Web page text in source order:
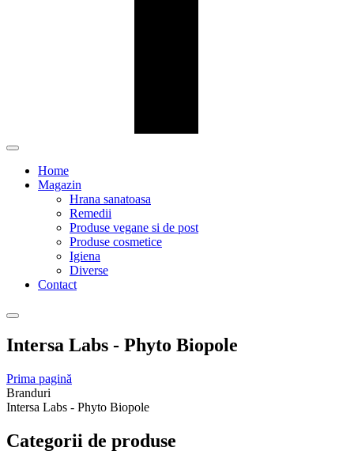
Home
Magazin
Hrana sanatoasa
Remedii
Produse vegane si de post
Produse cosmetice
Igiena
Diverse
Contact
Intersa Labs - Phyto Biopole
Prima pagină
Branduri
Intersa Labs - Phyto Biopole
Categorii de produse